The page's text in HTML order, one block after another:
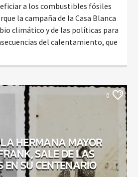
a los combustibles fósiles
la campaña de la Casa Blanca
climático y de las políticas para
del calentamiento, que
0
HERMANA MAYOR
SALE DE LAS
EN SU CENTENARIO